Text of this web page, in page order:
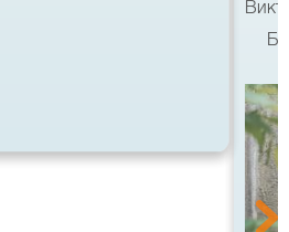
Все
Мура